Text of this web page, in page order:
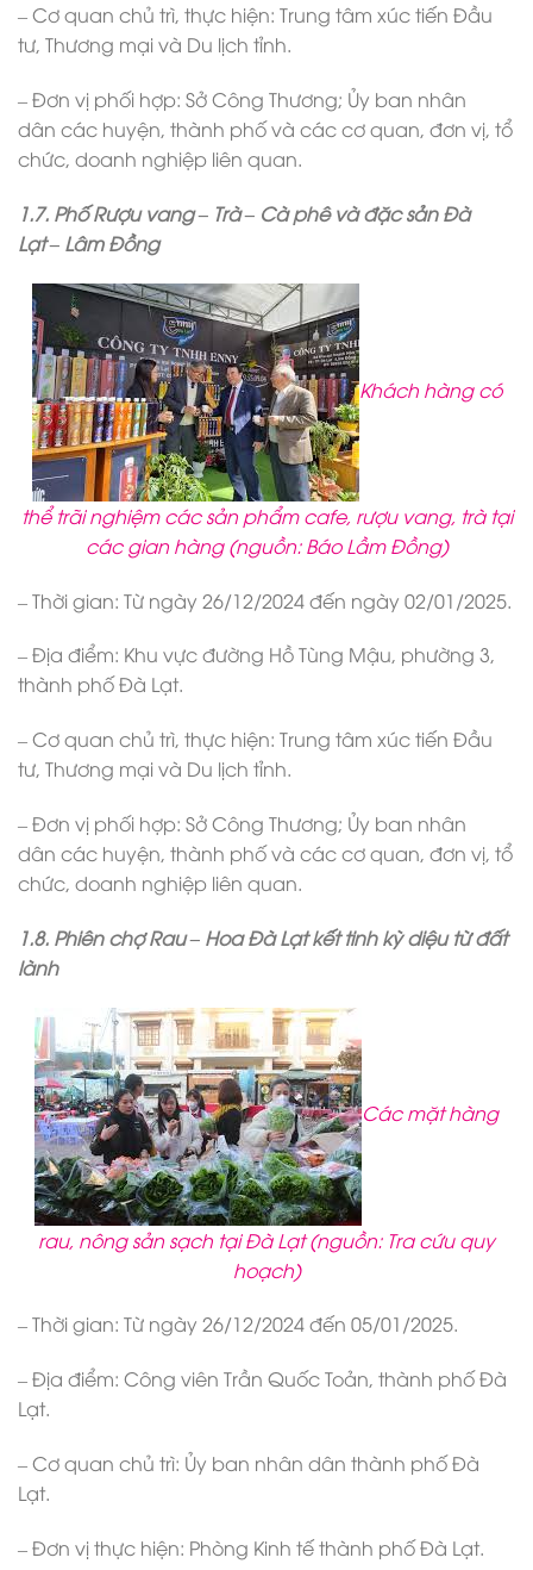
– Cơ quan chủ trì, thực hiện: Trung tâm xúc tiến Đầu
tư, Thương mại và Du lịch tỉnh.
– Đơn vị phối hợp: Sở Công Thương; Ủy ban nhân
dân các huyện, thành phố và các cơ quan, đơn vị, tổ
chức, doanh nghiệp liên quan.
1.7. Phố Rượu vang – Trà – Cà phê và đặc sản Đà
Lạt – Lâm Đồng
Khách hàng có
thể trãi nghiệm các sản phẩm cafe, rượu vang, trà tại
các gian hàng (nguồn: Báo Lầm Đồng)
– Thời gian: Từ ngày 26/12/2024 đến ngày 02/01/2025.
– Địa điểm: Khu vực đường Hồ Tùng Mậu, phường 3,
thành phố Đà Lạt.
– Cơ quan chủ trì, thực hiện: Trung tâm xúc tiến Đầu
tư, Thương mại và Du lịch tỉnh.
– Đơn vị phối hợp: Sở Công Thương; Ủy ban nhân
dân các huyện, thành phố và các cơ quan, đơn vị, tổ
chức, doanh nghiệp liên quan.
1.8. Phiên chợ Rau – Hoa Đà Lạt kết tinh kỳ diệu từ đất
lành
Các mặt hàng
rau, nông sản sạch tại Đà Lạt (nguồn: Tra cứu quy
hoạch)
– Thời gian: Từ ngày 26/12/2024 đến 05/01/2025.
– Địa điểm: Công viên Trần Quốc Toản, thành phố Đà
Lạt.
– Cơ quan chủ trì: Ủy ban nhân dân thành phố Đà
Lạt.
– Đơn vị thực hiện: Phòng Kinh tế thành phố Đà Lạt.